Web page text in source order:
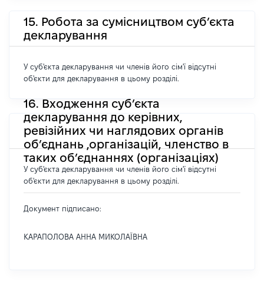
15. Робота за сумісництвом суб’єкта
декларування
У суб'єкта декларування чи членів його сім'ї відсутні
об'єкти для декларування в цьому розділі.
16. Входження суб’єкта
декларування до керівних,
ревізійних чи наглядових органів
об’єднань ,організацій, членство в
таких об’єднаннях (організаціях)
У суб'єкта декларування чи членів його сім'ї відсутні
об'єкти для декларування в цьому розділі.
Документ підписано:
КАРАПОЛОВА АННА МИКОЛАЇВНА